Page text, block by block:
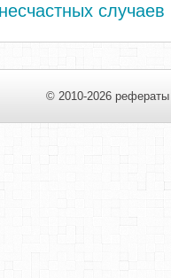
случаев
© 2010-2026 рефераты